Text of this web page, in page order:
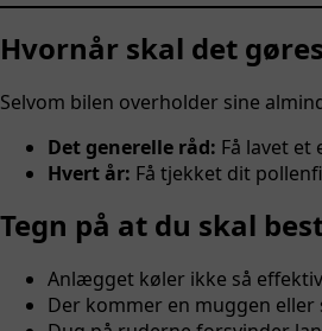
Hvornår skal det
Selvom bilen overholder sine
Det generelle råd: Få lavet
Hvert år: Få tjekket dit
Tegn på at du skal
Anlægget køler ikke så
Der kommer en muggen